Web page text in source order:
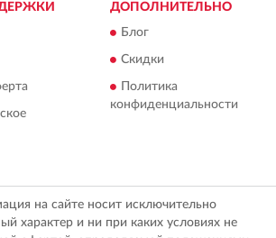
ДОПОЛНИТЕЛЬНО
Блог
Скидки
Политика
конфиденциальности
на сайте носит исключительно
характер и ни при каких условиях не